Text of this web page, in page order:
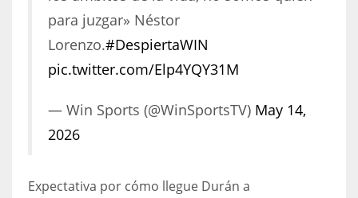
DAL
22
26
para juzgar» Néstor
Lorenzo.#DespiertaWIN
pic.twitter.com/Elp4YQY31M
— Win Sports (@WinSportsTV) May 14,
2026
Expectativa por cómo llegue Durán a